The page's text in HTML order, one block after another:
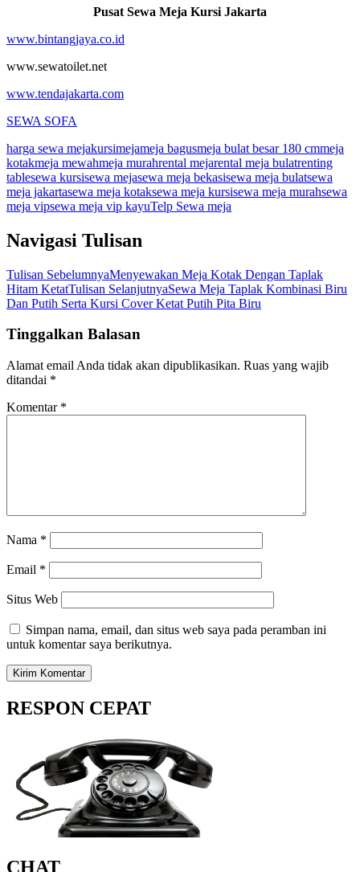
Pusat Sewa Meja Kursi Jakarta
www.bintangjaya.co.id
www.sewatoilet.net
www.tendajakarta.com
SEWA SOFA
harga sewa mejakursimejameja bagusmeja bulat besar 180 cmmeja
kotakmeja mewahmeja murahrental mejarental meja bulatrenting
tablesewa kursisewa mejasewa meja bekasisewa meja bulatsewa
meja jakartasewa meja kotaksewa meja kursisewa meja murahsewa
meja vipsewa meja vip kayuTelp Sewa meja
Navigasi Tulisan
Tulisan SebelumnyaMenyewakan Meja Kotak Dengan Taplak
Hitam KetatTulisan SelanjutnyaSewa Meja Taplak Kombinasi Biru
Dan Putih Serta Kursi Cover Ketat Putih Pita Biru
Tinggalkan Balasan
Alamat email Anda tidak akan dipublikasikan. Ruas yang wajib
ditandai *
Komentar *
Nama *
Email *
Situs Web
Simpan nama, email, dan situs web saya pada peramban ini
untuk komentar saya berikutnya.
RESPON CEPAT
CHAT